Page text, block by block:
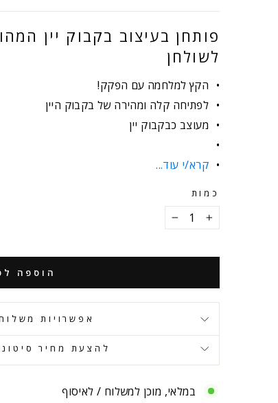
פותחן בעיצוב בקבוק יין
לשולחן
הקץ למלחמה עם הפקק!
לפתיחה קלה ומהירה של בקבוק היין
מעוצב כבקבוק יין
קרא/י עוד...
כמות
− +
הוספה
אפשרויות
להצעת מחיר
במלאי, מוכן למשלוח / לאיסוף